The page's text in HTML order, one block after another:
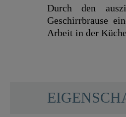
Durch den
Geschirrbrause
Arbeit in der